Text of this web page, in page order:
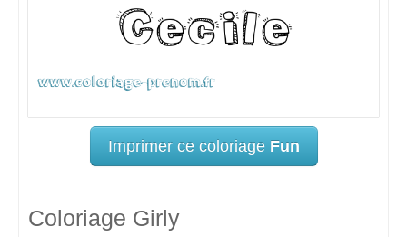
Imprimer ce coloriage Fun
Coloriage Girly